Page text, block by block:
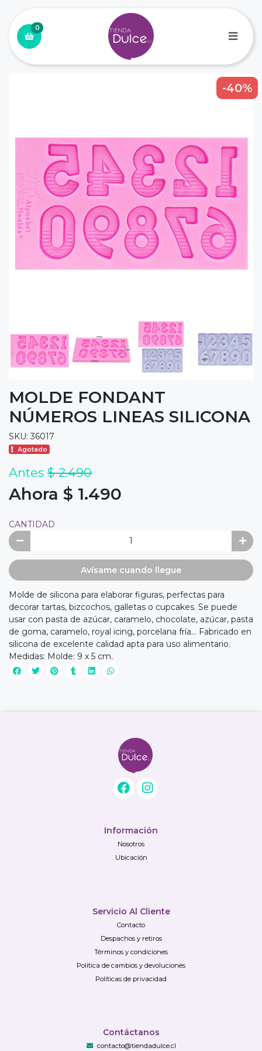
0
-40%
MOLDE FONDANT
NÚMEROS LINEAS SILICONA
SKU: 36017
Agotado
Antes $ 2.490
Ahora $ 1.490
CANTIDAD
Avísame cuando llegue
Molde de silicona para elaborar figuras, perfectas para
decorar tartas, bizcochos, galletas o cupcakes. Se puede
usar con pasta de azúcar, caramelo, chocolate, azúcar, pasta
de goma, caramelo, royal icing, porcelana fría... Fabricado en
silicona de excelente calidad apta para uso alimentario.
Medidas: Molde: 9 x 5 cm.
Información
Nosotros
Ubicación
Servicio Al Cliente
Contacto
Despachos y retiros
Términos y condiciones
Política de cambios y devoluciones
Políticas de privacidad
Contáctanos
contacto@tiendadulce.cl